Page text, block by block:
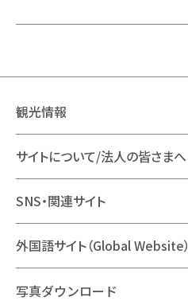
観光情報
サイトについて/法人の皆さまへ
SNS・関連サイト
外国語サイト（Global Website）
写真ダウンロード